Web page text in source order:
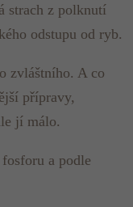
strach z polknutí
odstupu od ryb.
zvláštního. A co
přípravy,
jí málo.
a podle